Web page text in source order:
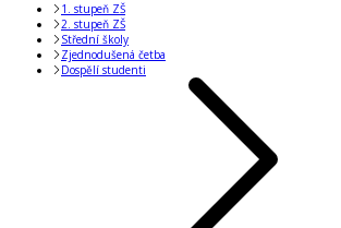
1. stupeň ZŠ
2. stupeň ZŠ
Střední školy
Zjednodušená četba
Dospělí studenti